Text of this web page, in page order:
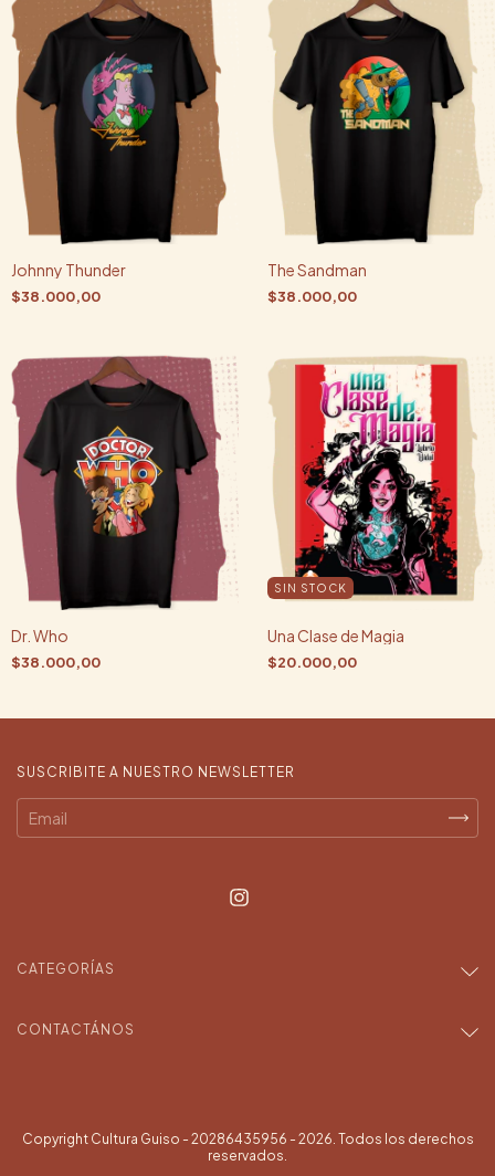
Johnny Thunder
$38.000,00
The Sandman
$38.000,00
Dr. Who
$38.000,00
SIN STOCK
Una Clase de Magia
$20.000,00
SUSCRIBITE A NUESTRO NEWSLETTER
CATEGORÍAS
CONTACTÁNOS
Copyright Cultura Guiso - 20286435956 - 2026. Todos los derechos
reservados.